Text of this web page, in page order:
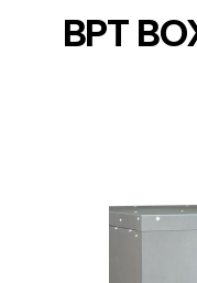
BPT